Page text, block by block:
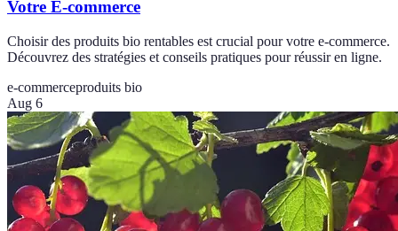
Votre E-commerce
Choisir des produits bio rentables est crucial pour votre e-commerce.
Découvrez des stratégies et conseils pratiques pour réussir en ligne.
e-commerceproduits bio
Aug 6